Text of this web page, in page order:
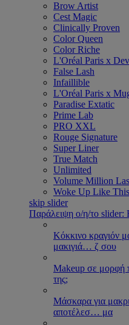
Brow Artist
Cest Magic
Clinically Proven
Color Queen
Color Riche
L'Oréal Paris x
False Lash
Infaillible
L'Oréal Paris x
Paradise Extatic
Prime Lab
PRO XXL
Rouge Signature
Super Liner
True Match
Unlimited
Volume Million
Woke Up Like This
skip slider
Παράλειψη ο/η/το slider:
Κόκκινο κραγιόν
μακιγιά… ζ σου
Makeup σε μορφή
της;
Μάσκαρα για
αποτέλεσ… μα